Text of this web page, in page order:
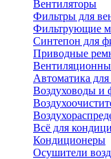
Вентиляторы
Фильтры для
Фильтрующие
Синтепон для
Приводные
Автоматика
Воздуховоды и
Всё для
Кондиционеры
Осушители